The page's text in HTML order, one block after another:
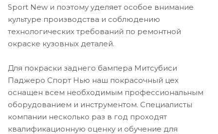
Sport New и поэтому уделяет особое внимание
культуре производства и соблюдению
технологических требований по ремонтной
окраске кузовных деталей.
Для покраски заднего бампера Митсубиси
Паджеро Спорт Нью наш покрасочный цех
оснащен всем необходимым профессиональным
оборудованием и инструментом. Специалисты
компании несколько раз в год проходят
квалификационную оценку и обучение для